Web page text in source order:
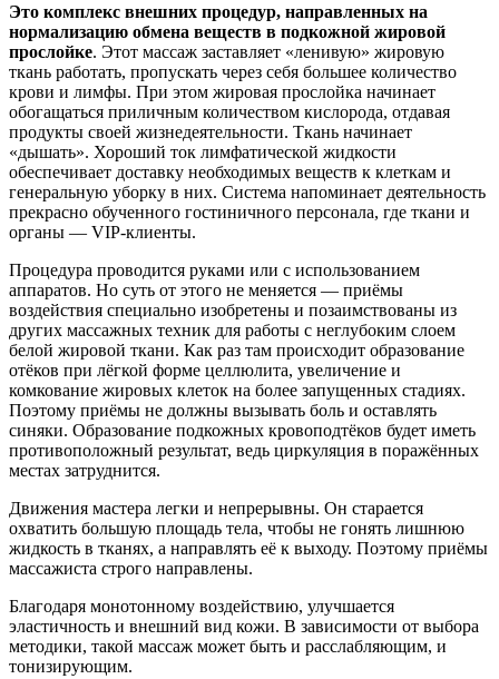
Это комплекс внешних процедур, направленных на
нормализацию обмена веществ в подкожной жировой
прослойке. Этот массаж заставляет «ленивую» жировую
ткань работать, пропускать через себя большее количество
крови и лимфы. При этом жировая прослойка начинает
обогащаться приличным количеством кислорода, отдавая
продукты своей жизнедеятельности. Ткань начинает
«дышать». Хороший ток лимфатической жидкости
обеспечивает доставку необходимых веществ к клеткам и
генеральную уборку в них. Система напоминает деятельность
прекрасно обученного гостиничного персонала, где ткани и
органы — VIP-клиенты.
Процедура проводится руками или с использованием
аппаратов. Но суть от этого не меняется — приёмы
воздействия специально изобретены и позаимствованы из
других массажных техник для работы с неглубоким слоем
белой жировой ткани. Как раз там происходит образование
отёков при лёгкой форме целлюлита, увеличение и
комкование жировых клеток на более запущенных стадиях.
Поэтому приёмы не должны вызывать боль и оставлять
синяки. Образование подкожных кровоподтёков будет иметь
противоположный результат, ведь циркуляция в поражённых
местах затруднится.
Движения мастера легки и непрерывны. Он старается
охватить большую площадь тела, чтобы не гонять лишнюю
жидкость в тканях, а направлять её к выходу. Поэтому приёмы
массажиста строго направлены.
Благодаря монотонному воздействию, улучшается
эластичность и внешний вид кожи. В зависимости от выбора
методики, такой массаж может быть и расслабляющим, и
тонизирующим.